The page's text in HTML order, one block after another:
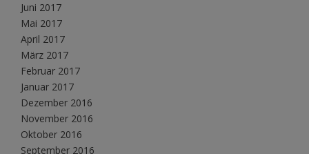
Juni 2017
Mai 2017
April 2017
März 2017
Februar 2017
Januar 2017
Dezember 2016
November 2016
Oktober 2016
September 2016